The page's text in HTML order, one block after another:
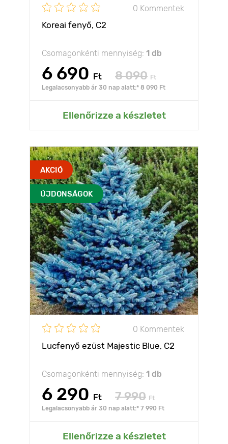
0 Kommentek
Koreai fenyő, C2
Csomagonkénti mennyiség: 1 db
6 690 Ft 8 090 Ft
Legalacsonyabb ár 30 nap alatt:* 8 090 Ft
Ellenőrizze a készletet
AKCIÓ
ÚJDONSÁGOK
0 Kommentek
Lucfenyő ezüst Majestic Blue, C2
Csomagonkénti mennyiség: 1 db
6 290 Ft 7 990 Ft
Legalacsonyabb ár 30 nap alatt:* 7 990 Ft
Ellenőrizze a készletet